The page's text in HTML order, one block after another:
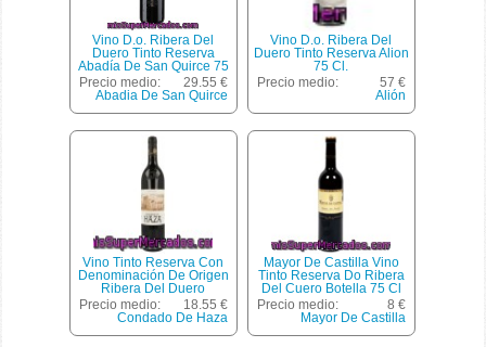
Vino D.o. Ribera Del
Duero Tinto Reserva
Abadía De San Quirce 75
Cl.
Precio medio:
29.55 €
Abadia De San Quirce
Vino D.o. Ribera Del
Duero Tinto Reserva Alion
75 Cl.
Precio medio:
57 €
Alión
Vino Tinto Reserva Con
Denominación De Origen
Ribera Del Duero
Condado De Haza 75
Centilitros
Precio medio:
18.55 €
Condado De Haza
Mayor De Castilla Vino
Tinto Reserva Do Ribera
Del Cuero Botella 75 Cl
Precio medio:
8 €
Mayor De Castilla